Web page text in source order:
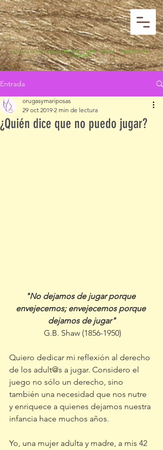
· PSICOLOGÍA GENERAL SANITARIA · TERAPIA GESTALT · ARTETERAPIA
HUMANISTA
Entrada
¿Quién dice que no puedo jugar?
orugasymariposas
29 oct 2019 2 min de lectura
"No dejamos de jugar porque
envejecemos; envejecemos porque
dejamos de jugar"
G.B. Shaw (1856-1950)
Quiero dedicar mi reflexión al derecho
de los adult@s a jugar. Considero el
juego no sólo un derecho, sino
también una necesidad que nos nutre
y enriquece a quienes dejamos nuestra
infancia hace muchos años.
Yo, una mujer adulta y madre, a mis 42